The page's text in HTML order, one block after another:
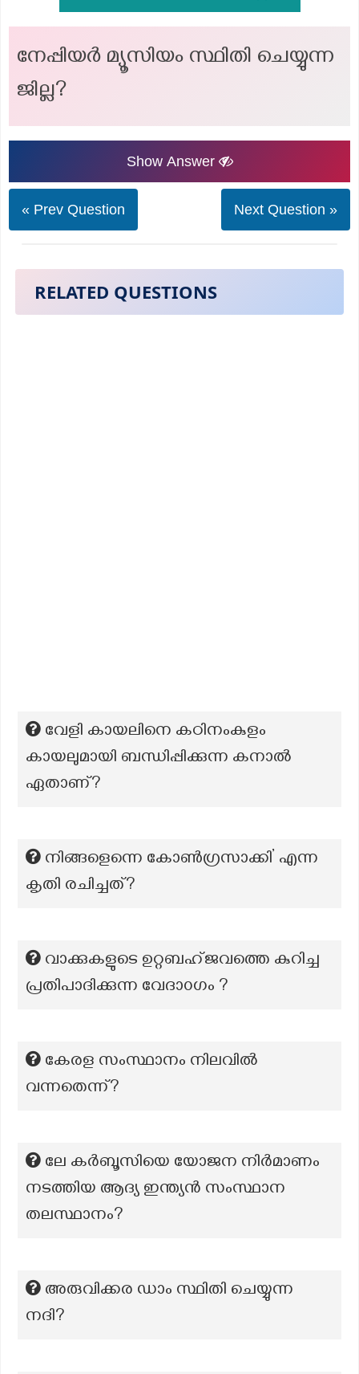
നേപ്പിയര്‍ മ്യൂസിയം സ്ഥിതി ചെയ്യുന്ന
ജില്ല?
Show Answer
« Prev Question Next Question »
RELATED QUESTIONS
വേളി കായലിനെ കഠിനംകുളം
കായലുമായി ബന്ധിപ്പിക്കുന്ന കനാൽ
ഏതാണ്?
നിങ്ങളെന്നെ കോൺഗ്രസാക്കി’ എന്ന
കൃതി രചിച്ചത്?
വാക്കുകളുടെ ഉറ്റബഹ്ജവത്തെ കുറിച്ച
പ്രതിപാദിക്കുന്ന വേദാ൦ഗം ?
കേരള സംസ്ഥാനം നിലവില്‍
വന്നതെന്ന്?
ലേ കർബൂസിയെ യോജന നിർമാണം
നടത്തിയ ആദ്യ ഇന്ത്യൻ സംസ്ഥാന
തലസ്ഥാനം?
അരുവിക്കര ഡാം സ്ഥിതി ചെയ്യുന്ന
നദി?